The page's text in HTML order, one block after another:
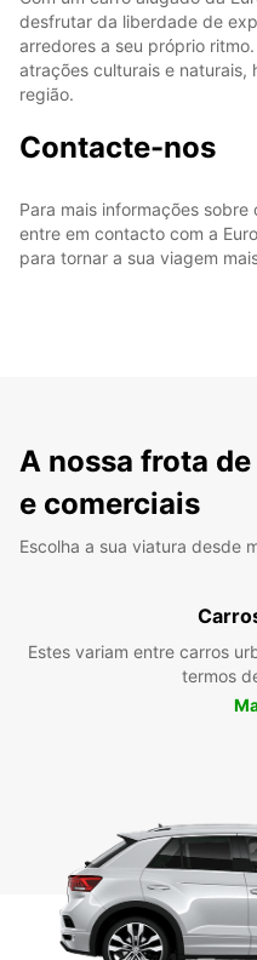
desfrutar da liberdade de
arredores a seu próprio
atrações culturais e naturais,
região.
Contacte-nos
Para mais informações
entre em contacto com a
para tornar a sua viagem
A nossa frota
e comerciais
Escolha a sua viatura desde
Estes variam entre carros
termos